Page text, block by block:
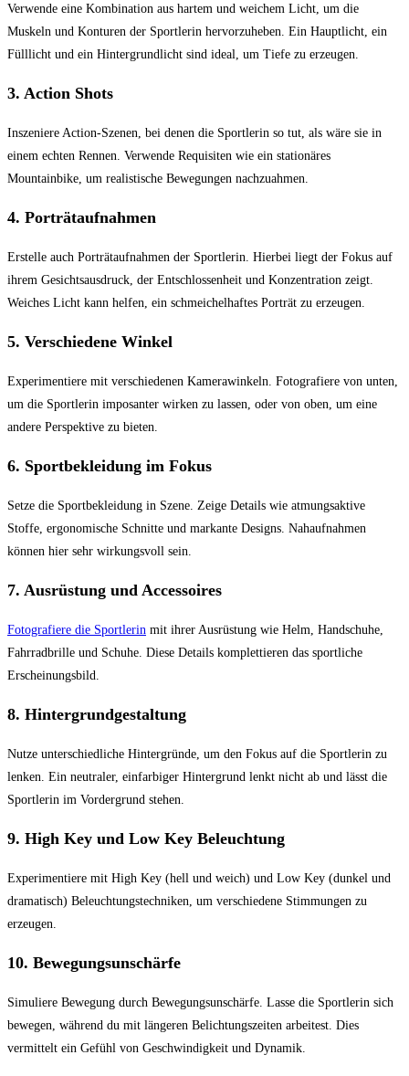
Verwende eine Kombination aus hartem und weichem Licht, um die
Muskeln und Konturen der Sportlerin hervorzuheben. Ein Hauptlicht, ein
Fülllicht und ein Hintergrundlicht sind ideal, um Tiefe zu erzeugen.
3. Action Shots
Inszeniere Action-Szenen, bei denen die Sportlerin so tut, als wäre sie in
einem echten Rennen. Verwende Requisiten wie ein stationäres
Mountainbike, um realistische Bewegungen nachzuahmen.
4. Porträtaufnahmen
Erstelle auch Porträtaufnahmen der Sportlerin. Hierbei liegt der Fokus auf
ihrem Gesichtsausdruck, der Entschlossenheit und Konzentration zeigt.
Weiches Licht kann helfen, ein schmeichelhaftes Porträt zu erzeugen.
5. Verschiedene Winkel
Experimentiere mit verschiedenen Kamerawinkeln. Fotografiere von unten,
um die Sportlerin imposanter wirken zu lassen, oder von oben, um eine
andere Perspektive zu bieten.
6. Sportbekleidung im Fokus
Setze die Sportbekleidung in Szene. Zeige Details wie atmungsaktive
Stoffe, ergonomische Schnitte und markante Designs. Nahaufnahmen
können hier sehr wirkungsvoll sein.
7. Ausrüstung und Accessoires
Fotografiere die Sportlerin mit ihrer Ausrüstung wie Helm, Handschuhe,
Fahrradbrille und Schuhe. Diese Details komplettieren das sportliche
Erscheinungsbild.
8. Hintergrundgestaltung
Nutze unterschiedliche Hintergründe, um den Fokus auf die Sportlerin zu
lenken. Ein neutraler, einfarbiger Hintergrund lenkt nicht ab und lässt die
Sportlerin im Vordergrund stehen.
9. High Key und Low Key Beleuchtung
Experimentiere mit High Key (hell und weich) und Low Key (dunkel und
dramatisch) Beleuchtungstechniken, um verschiedene Stimmungen zu
erzeugen.
10. Bewegungsunschärfe
Simuliere Bewegung durch Bewegungsunschärfe. Lasse die Sportlerin sich
bewegen, während du mit längeren Belichtungszeiten arbeitest. Dies
vermittelt ein Gefühl von Geschwindigkeit und Dynamik.